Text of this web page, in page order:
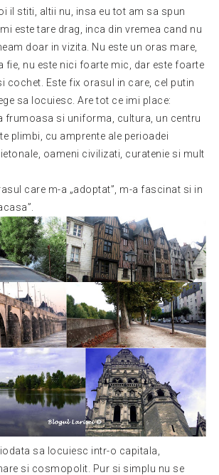
il stiti, altii nu, insa eu tot am sa spun
este tare drag, inca din vremea cand nu
doar in vizita. Nu este un oras mare,
fie, nu este nici foarte mic, dar este foarte
cochet. Este fix orasul in care, cel putin
sa locuiesc. Are tot ce imi place:
frumoasa si uniforma, cultura, un centru
plimbi, cu amprente ale perioadei
oameni civilizati, curatenie si mult
care m-a „adoptat”, m-a fascinat si in
sa locuiesc intr-o capitala,
si cosmopolit. Pur si simplu nu se